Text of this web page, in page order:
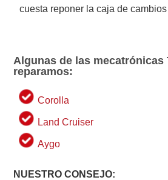
cuesta reponer la caja de
Algunas de las mecatrónicas
reparamos:
Corolla
Land Cruiser
Aygo
NUESTRO CONSEJO: